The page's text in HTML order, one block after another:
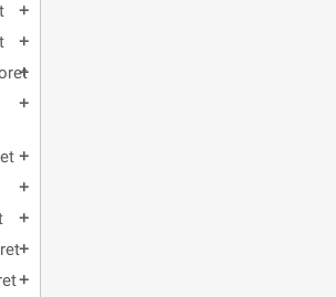
add
add
add
add
add
add
add
add
add